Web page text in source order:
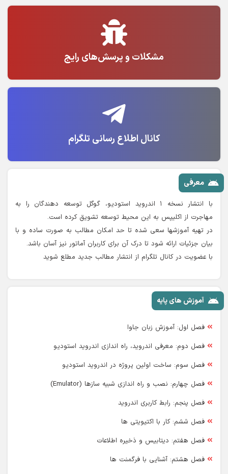
مشکلات و پرسش‌های رایج
کانال اطلاع رسانی تلگرام
معرفی
با انتشار نسخه ۱ اندروید استودیو، گوگل توسعه دهندگان را به
مهاجرت از اکلیپس به این محیط توسعه تشویق کرده است.
در تهیه آموزشها سعی شده تا حد امکان مطالب به صورت ساده و با
بیان جزئیات ارائه شود تا درک آن برای کاربران آماتور نیز آسان باشد.
با عضویت در کانال تلگرام از انتشار مطالب جدید مطلع شوید
آموزش های پایه
فصل اول: آموزش زبان جاوا
فصل دوم: معرفی اندروید، راه اندازی اندروید استودیو
فصل سوم: ساخت اولین پروژه در اندروید استودیو
فصل چهارم: نصب و راه اندازی شبیه سازها (Emulator)
فصل پنجم: رابط کاربری اندروید
فصل ششم: کار با اکتیویتی ها
فصل هفتم: دیتابیس و ذخیره اطلاعات
فصل هشتم: آشنایی با فرگمنت ها